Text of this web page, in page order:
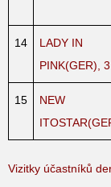
14
LADY IN
PINK(GER), 3
15
NEW
Vizitky účastníků